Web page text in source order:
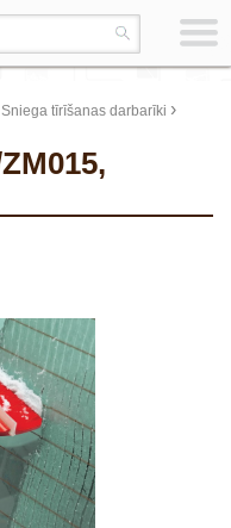
Sniega tīrīšanas darbarīki ›